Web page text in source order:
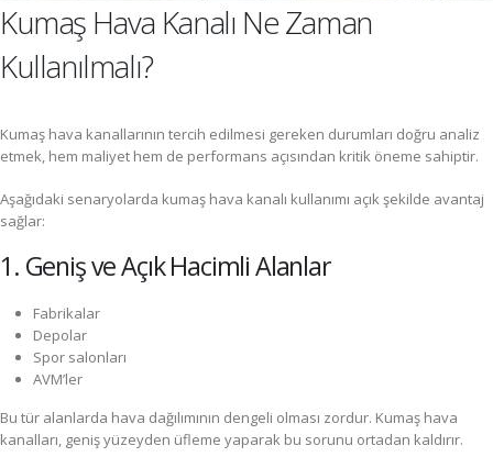
Kumaş Hava Kanalı Ne Zaman
Kullanılmalı?
Kumaş hava kanallarının tercih edilmesi gereken durumları doğru analiz
etmek, hem maliyet hem de performans açısından kritik öneme sahiptir.
Aşağıdaki senaryolarda kumaş hava kanalı kullanımı açık şekilde avantaj
sağlar:
1. Geniş ve Açık Hacimli Alanlar
Fabrikalar
Depolar
Spor salonları
AVM’ler
Bu tür alanlarda hava dağılımının dengeli olması zordur. Kumaş hava
kanalları, geniş yüzeyden üfleme yaparak bu sorunu ortadan kaldırır.